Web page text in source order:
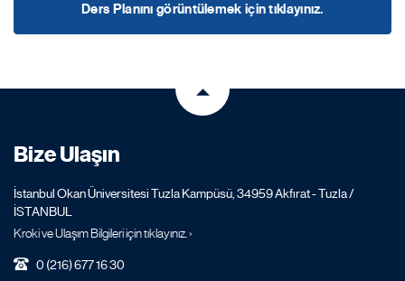
Ders Planını görüntülemek için tıklayınız.
Bize Ulaşın
İstanbul Okan Üniversitesi Tuzla Kampüsü, 34959 Akfırat - Tuzla /
İSTANBUL
Kroki ve Ulaşım Bilgileri için tıklayınız. ›
0 (216) 677 16 30